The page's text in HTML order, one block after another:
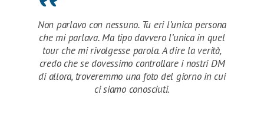
Non parlavo con nessuno. Tu eri l’unica persona
che mi parlava. Ma tipo davvero l’unica in quel
tour che mi rivolgesse parola. A dire la verità,
credo che se dovessimo controllare i nostri DM
di allora, troveremmo una foto del giorno in cui
ci siamo conosciuti.